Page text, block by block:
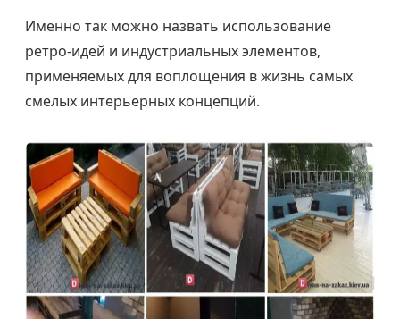
Именно так можно назвать использование
ретро-идей и индустриальных элементов,
применяемых для воплощения в жизнь самых
смелых интерьерных концепций.